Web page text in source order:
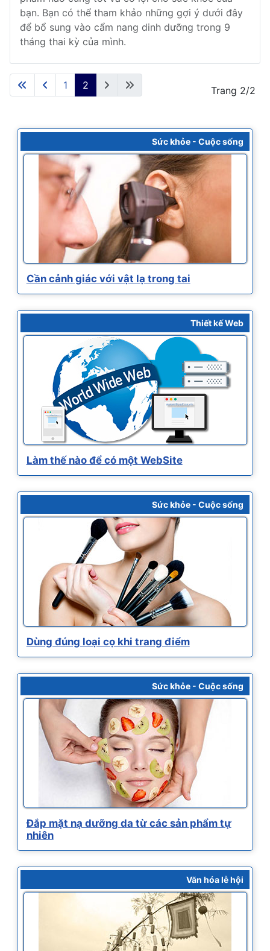
bạn. Bạn có thể tham khảo những gợi ý dưới đây
để bổ sung vào cẩm nang dinh dưỡng trong 9
tháng thai kỳ của mình.
Trang 2/2
1 2
Sức khỏe - Cuộc sống
Cần cảnh giác với vật lạ trong tai
Thiết kế Web
Làm thế nào để có một WebSite
Sức khỏe - Cuộc sống
Dùng đúng loại cọ khi trang điểm
Sức khỏe - Cuộc sống
Đắp mặt nạ dưỡng da từ các sản phẩm tự
nhiên
Văn hóa lễ hội